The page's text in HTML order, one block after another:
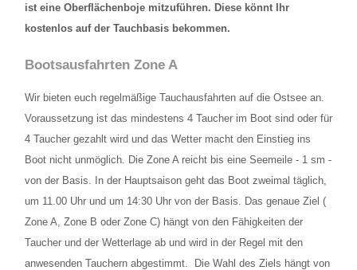
Schülerboje
Geröllfeld
Großes Steinfeld
Bootsausfahrten Zone B
Bootsausfahrten Zone C
ist eine Oberflächenboje mitzuführen. Diese könnt Ihr
kostenlos auf der Tauchbasis bekommen.
Bootsausfahrten Zone A
Wir bieten euch regelmäßige Tauchausfahrten auf die Ostsee an.
Voraussetzung ist das mindestens 4 Taucher im Boot sind oder für
4 Taucher gezahlt wird und das Wetter macht den Einstieg ins
Boot nicht unmöglich. Die Zone A reicht bis eine Seemeile - 1 sm -
von der Basis. In der Hauptsaison geht das Boot zweimal täglich,
um 11.00 Uhr und um 14:30 Uhr von der Basis. Das genaue Ziel (
Zone A, Zone B oder Zone C) hängt von den Fähigkeiten der
Taucher und der Wetterlage ab und wird in der Regel mit den
anwesenden Tauchern abgestimmt. Die Wahl des Ziels hängt von